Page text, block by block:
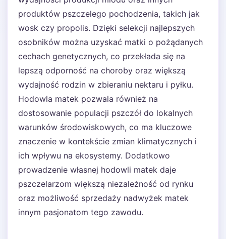
produktów pszczelego pochodzenia, takich jak
wosk czy propolis. Dzięki selekcji najlepszych
osobników można uzyskać matki o pożądanych
cechach genetycznych, co przekłada się na
lepszą odporność na choroby oraz większą
wydajność rodzin w zbieraniu nektaru i pyłku.
Hodowla matek pozwala również na
dostosowanie populacji pszczół do lokalnych
warunków środowiskowych, co ma kluczowe
znaczenie w kontekście zmian klimatycznych i
ich wpływu na ekosystemy. Dodatkowo
prowadzenie własnej hodowli matek daje
pszczelarzom większą niezależność od rynku
oraz możliwość sprzedaży nadwyżek matek
innym pasjonatom tego zawodu.